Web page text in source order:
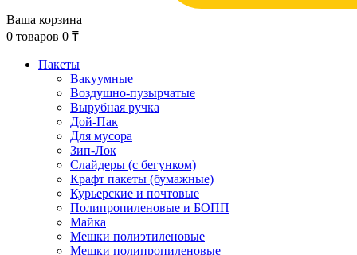
Ваша корзина
0 товаров 0 ₸
Пакеты
Вакуумные
Воздушно-пузырчатые
Вырубная ручка
Дой-Пак
Для мусора
Зип-Лок
Слайдеры (с бегунком)
Крафт пакеты (бумажные)
Курьерские и почтовые
Полипропиленовые и БОПП
Майка
Мешки полиэтиленовые
Мешки полипропиленовые